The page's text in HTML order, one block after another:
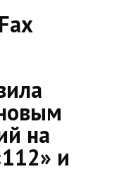
на
и